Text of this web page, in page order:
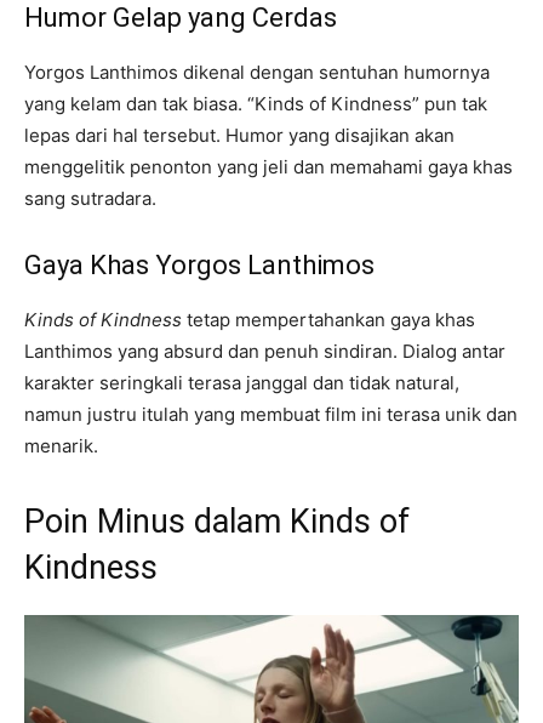
Humor Gelap yang Cerdas
Yorgos Lanthimos dikenal dengan sentuhan humornya
yang kelam dan tak biasa. “Kinds of Kindness” pun tak
lepas dari hal tersebut. Humor yang disajikan akan
menggelitik penonton yang jeli dan memahami gaya khas
sang sutradara.
Gaya Khas Yorgos Lanthimos
Kinds of Kindness tetap mempertahankan gaya khas
Lanthimos yang absurd dan penuh sindiran. Dialog antar
karakter seringkali terasa janggal dan tidak natural,
namun justru itulah yang membuat film ini terasa unik dan
menarik.
Poin Minus dalam Kinds of
Kindness